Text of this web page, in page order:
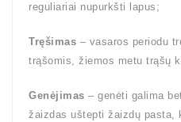
reguliariai nupurkšti lapus;
Tręšimas – vasaros periodu
trąšomis, žiemos metu trąšų
Genėjimas – genėti galima
žaizdas uštepti žaizdų pasta,